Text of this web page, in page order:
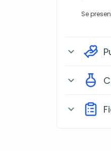
Se
expand_more
expand_more
expand_more